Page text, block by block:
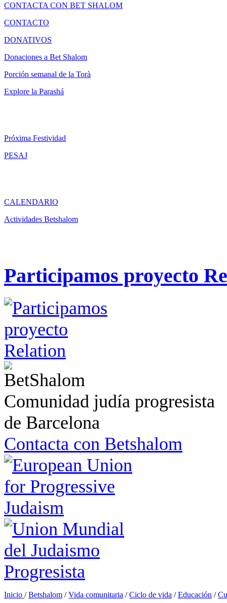
CONTACTA CON BET SHALOM
CONTACTO
DONATIVOS
Donaciones a Bet Shalom
Porción semanal de la Torà
Explore la Parashá
Próxima Festividad
PESAJ
CALENDARIO
Actividades Betshalom
Participamos proyecto
Comunidad judía progresista
de Barcelona
Contacta con Betshalom
Inicio /Betshalom /Vida comunitaria /Ciclo de vida /Educación /